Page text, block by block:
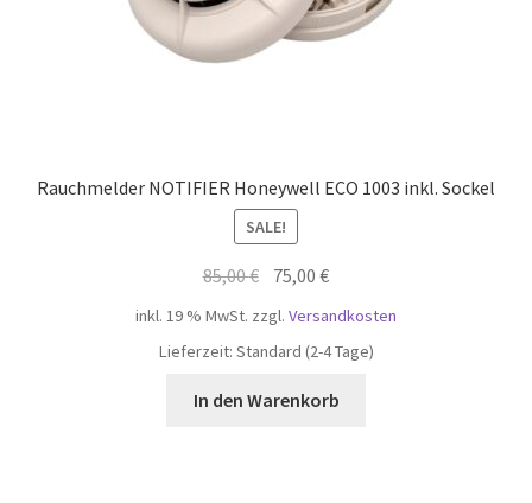
Rauchmelder NOTIFIER Honeywell ECO 1003 inkl. Sockel
SALE!
85,00€ Ursprünglicher
war:
85,00 €
75,00€Aktueller
75,00 €.
inkl. 19 % MwSt. zzgl. Versandkosten
Lieferzeit: Standard (2-4 Tage)
In den Warenkorb